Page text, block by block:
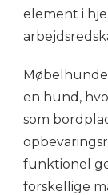
element i
en hund,
som
funktionel
forskellige